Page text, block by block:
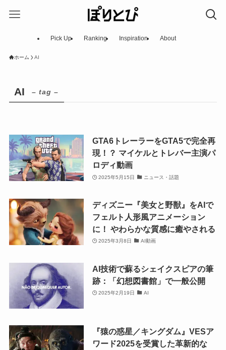
Pick Up Ranking Inspiration About
ホーム AI
AI – tag –
GTA6トレーラーをGTA5で完全再
現！？ マイケルとトレバー主演パ
ロディ動画
2025年5月15日 ニュース・話題
ディズニー『美女と野獣』をAIで
フェルト人形風アニメーション
に！ やわらかな質感に癒やされる
2025年3月8日 AI動画
AI技術で蘇るシェイクスピアの筆
跡：「幻想図書館」で一般公開
2025年2月19日 AI
『猿の惑星／キングダム』VESア
ワード2025を受賞した革新的な